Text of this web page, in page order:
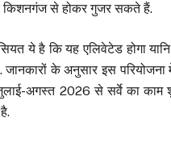
किशनगंज से होकर गुजर सकते हैं.
ये है कि यह एलिवेटेड होगा
जानकारों के अनुसार इस
अगस्त 2026 से सर्वे का काम